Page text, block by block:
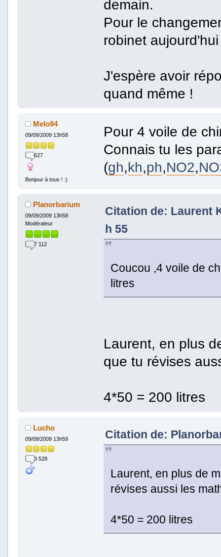
demain.
Pour le
robinet
J'espère avoir
quand même !
Melo94
09/09/2009 13h58
627
Bonjour à tous ! :)
Pour 4 voile de
Connais tu les
(gh,kh,ph,NO2,
Planorbarium
09/09/2009 13h58
Modérateur
7 112
Citation de: Laurent
h 55
Coucou ,4 voile de
litres
Laurent, en plus
que tu révises
4*50 = 200 litres
Lucho
09/09/2009 13h59
3 528
Citation de:
Laurent, en plus de
révises aussi les
4*50 = 200 litres